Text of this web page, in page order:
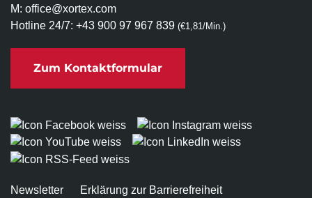
M: office@xortex.com
Hotline 24/7: +43 900 97 967 839 (€1,81/Min.)
Zum Kontaktformular
Newsletter Erklärung zur Barrierefreiheit